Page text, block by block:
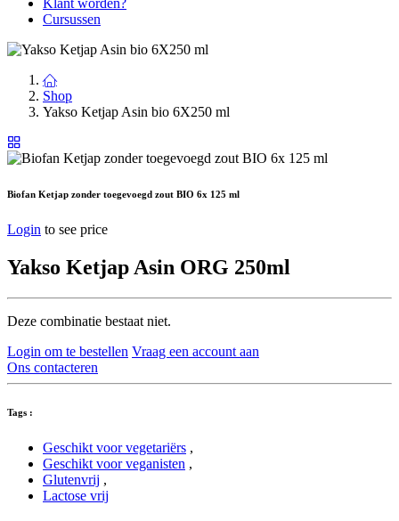
Klant worden?
Cursussen
Shop
Yakso Ketjap Asin bio 6X250 ml
Biofan Ketjap zonder toegevoegd zout BIO 6x 125 ml
Login to see price
Yakso Ketjap Asin ORG 250ml
Deze combinatie bestaat niet.
Login om te bestellen Vraag een account aan
Ons contacteren
Tags :
Geschikt voor vegetariërs ,
Geschikt voor veganisten ,
Glutenvrij ,
Lactose vrij